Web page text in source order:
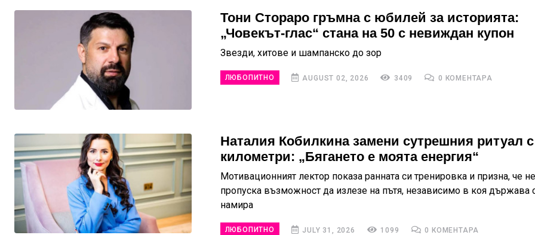
Тони Стораро гръмна с юбилей за историята:
„Човекът-глас“ стана на 50 с невиждан купон
Звезди, хитове и шампанско до зор
ЛЮБОПИТНО AUGUST 02, 2026 3409 0 КОМЕНТАРА
Наталия Кобилкина замени сутрешния ритуал с
километри: „Бягането е моята енергия“
Мотивационният лектор показа ранната си тренировка и призна, че не
пропуска възможност да излезе на пътя, независимо в коя държава
намира
ЛЮБОПИТНО JULY 31, 2026 1099 0 КОМЕНТАРА